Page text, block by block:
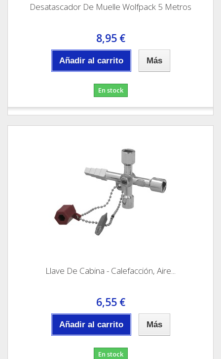
Desatascador De Muelle Wolfpack 5 Metros
8,95 €
Añadir al carrito Más
En stock
Llave De Cabina - Calefacción, Aire...
6,55 €
Añadir al carrito Más
En stock